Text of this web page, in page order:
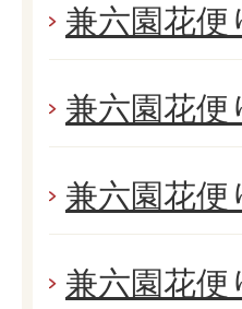
兼六園花
兼六園花
兼六園花
兼六園花